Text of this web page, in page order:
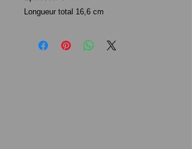
Longueur total 16,6 cm